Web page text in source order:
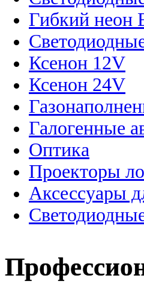
Гибкий неон
Ксенон 12V
Ксенон 24V
Галогенные
Оптика
Проекторы
Аксессуары